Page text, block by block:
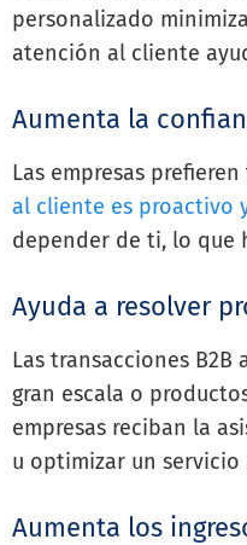
personalizado
atención al cliente
Aumenta la
Las empresas
al cliente es proactivo
depender de ti, lo que
Ayuda a resolver
Las transacciones
gran escala o
empresas reciban la
u optimizar un
Aumenta los